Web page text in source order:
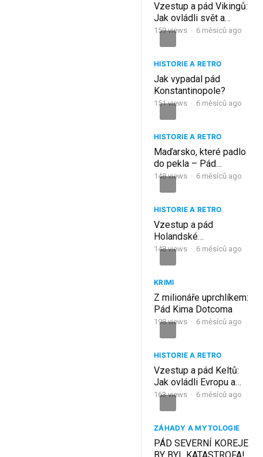
Vzestup a pád Vikingů:
Jak ovládli svět a
zmizeli
159views · 6 měsíců ago
HISTORIE A RETRO
Jak vypadal pád
Konstantinopole?
151views · 6 měsíců ago
HISTORIE A RETRO
Maďarsko, které padlo
do pekla – Pád
Temesváru a smrt
148views · 6 měsíců ago
HISTORIE A RETRO
Vzestup a pád
Holandské
východoindické
148views · 6 měsíců ago
KRIMI
Z milionáře uprchlíkem:
Pád Kima Dotcoma
198views · 6 měsíců ago
HISTORIE A RETRO
Vzestup a pád Keltů:
Jak ovládli Evropu a
pak zmizeli
163views · 6 měsíců ago
ZÁHADY A MYTOLOGIE
PÁD SEVERNÍ KOREJE